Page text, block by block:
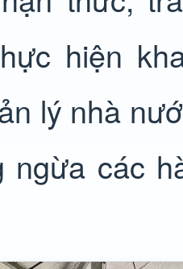
hiện
lý nhà
ngừa các